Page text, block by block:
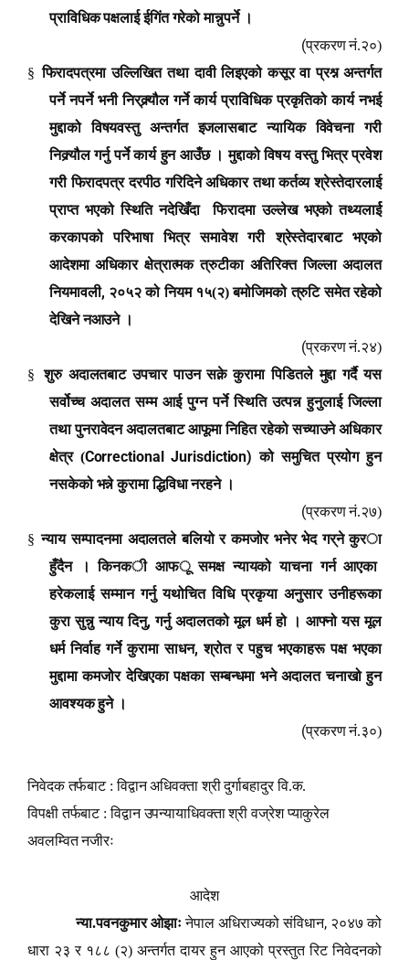
प्राविधिक पक्षलाई ईगिंत गरेको मान्नुपर्ने ।
(प्रकरण नं.२०)
§ फिरादपत्रमा उल्लिखित तथा दावी लिइएको कसूर वा प्रश्न अन्तर्गत
पर्ने नपर्ने भनी निर्क्र्यौल गर्ने कार्य प्राविधिक प्रकृतिको कार्य नभई
मुद्दाको विषयवस्तु अन्तर्गत इजलासबाट न्यायिक विवेचना गरी
निक्र्यौल गर्नु पर्ने कार्य हुन आउँछ । मुद्दाको विषय वस्तु भित्र प्रवेश
गरी फिरादपत्र दरपीठ गरिदिने अधिकार तथा कर्तव्य श्रेस्तेदारलाई
प्राप्त भएको स्थिति नदेखिँदा फिरादमा उल्लेख भएको तथ्यलार्ई
करकापको परिभाषा भित्र समावेश गरी श्रेस्तेदारबाट भएको
आदेशमा अधिकार क्षेत्रात्मक त्रुटीका अतिरिक्त जिल्ला अदालत
नियमावली, २०५२ को नियम १५(२) बमोजिमको त्रुटि समेत रहेको
देखिने नआउने ।
(प्रकरण नं.२४)
§
शुरु अदालतबाट उपचार पाउन सक्ने कुरामा पिडितले मुद्दा गर्दै यस
सर्वोच्च अदालत सम्म आई पुग्न पर्ने स्थिति उत्पन्न हुनुलाई जिल्ला
तथा पुनरावेदन अदालतबाट आफूमा निहित रहेको सच्याउने अधिकार
क्षेत्र (Correctional Jurisdiction)को समुचित प्रयोग हुन
नसकेको भन्ने कुरामा द्धिविधा नरहने ।
(प्रकरण नं.२७)
§ न्याय सम्पादनमा अदालतलेबलियो र कमजोर भनेर भेद गर्नेकुरा
हुँदैन । किनकीआफूसमक्ष न्यायको याचना गर्न आएका
हरेकलाई सम्मान गर्नु यथोचित विधि प्रकृया अनुसार उनीहरूका
कुरा सुन्नु न्याय दिनु,गर्नु अदालतको मूल धर्म हो । आफ्नो यस मूल
धर्म निर्वाह गर्ने कुरामा साधन,श्रोत र पहुच भएकाहरू पक्ष भएका
मुद्दामा कमजोर देखिएका पक्षका सम्बन्धमा भने अदालत चनाखो हुन
आवश्यक हुने ।
(प्रकरण नं.३०)
निवेदक तर्फबाट : विद्वान अधिवक्ता श्री दुर्गाबहादुर वि.क.
विपक्षी तर्फबाट : विद्वान उपन्यायाधिवक्ता श्री वज्रेश प्याकुरेल
अवलम्वित नजीरः
आदेश
न्या.पवनकुमार ओझाःनेपाल अधिराज्यको संविधान, २०४७ को
धारा २३ र १८८ (२) अन्तर्गत दायर हुन आएको प्रस्तुत रिट निवेदनको